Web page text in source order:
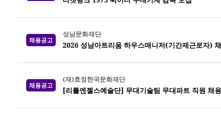
채용공고
성남문화재단
2026 성남아트리움 하우스매니저(기간제근로자)
채용공고
(재)효정한국문화재단
[리틀엔젤스예술단] 무대기술팀 무대파트 직원 채용